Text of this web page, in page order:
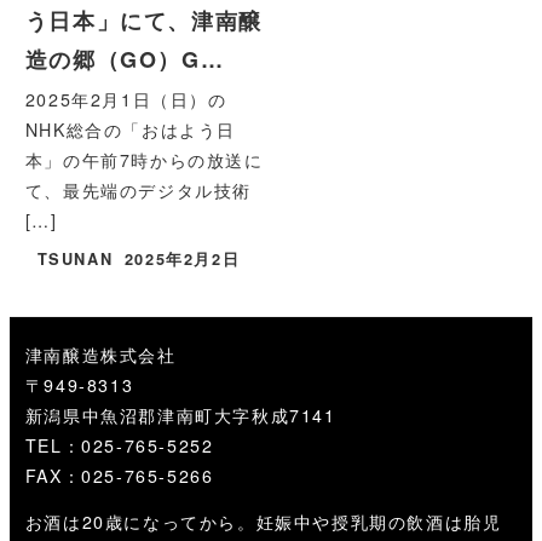
う日本」にて、津南醸
造の郷（GO）G…
2025年2月1日（日）の
NHK総合の「おはよう日
本」の午前7時からの放送に
て、最先端のデジタル技術
[…]
TSUNAN 2025年2月2日
津南醸造株式会社
〒949-8313
新潟県中魚沼郡津南町大字秋成7141
TEL：025-765-5252
FAX：025-765-5266
お酒は20歳になってから。妊娠中や授乳期の飲酒は胎児